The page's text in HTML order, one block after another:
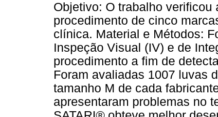
Objetivo: O trabalho
procedimento de cinco
clínica. Material e Métodos:
Inspeção Visual (IV) e de
procedimento a fim de
Foram avaliadas 1007 luvas
tamanho M de cada
apresentaram problemas no